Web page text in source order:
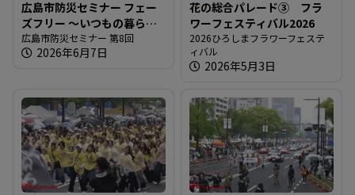
広島市防災セミナー フェー
ズフリー 〜いつもの暮らし
をもしもの支えに〜
広島市防災セミナー 第8回
2026年6月7日
花の総合パレード③ フラ
ワーフェスティバル2026
2026ひろしまフラワーフェステ
ィバル
2026年5月3日